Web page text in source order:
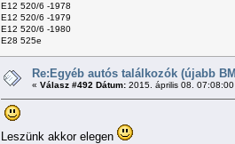
E12 520/6 -1978
E12 520/6 -1979
E12 520/6 -1980
E28 525e
Re:Egyéb autós találkozók (újabb
« Válasz #492 Dátum: 2015. április 08.
Leszünk akkor elegen